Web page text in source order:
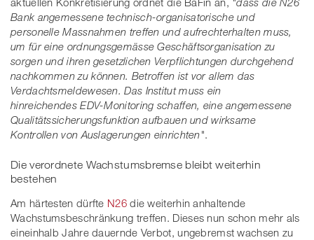
Bank angemessene technisch-organisatorische und
personelle Massnahmen treffen und aufrechterhalten muss,
um für eine ordnungsgemässe Geschäftsorganisation zu
sorgen und ihren gesetzlichen Verpflichtungen durchgehend
nachkommen zu können. Betroffen ist vor allem das
Verdachtsmeldewesen. Das Institut muss ein
hinreichendes EDV-Monitoring schaffen, eine angemessene
Qualitätssicherungsfunktion aufbauen und wirksame
Kontrollen von Auslagerungen einrichten"
Die verordnete Wachstumsbremse bleibt weiterhin
bestehen
Am härtesten dürfte N26die weiterhin anhaltende
Wachstumsbeschränkung treffen. Dieses nun schon mehr als
eineinhalb Jahre dauernde Verbot, ungebremst wachsen zu